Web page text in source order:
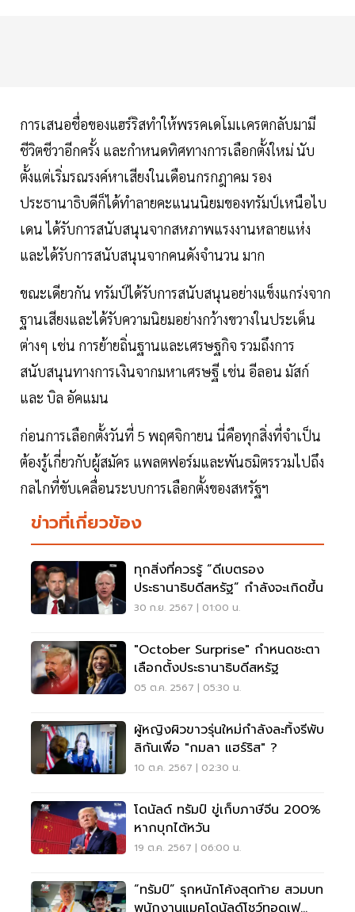
การเสนอชื่อของแฮร์ริสทำให้พรรคเดโมเเครตกลับมามี
ชีวิตชีวาอีกครั้ง และกำหนดทิศทางการเลือกตั้งใหม่ นับ
ตั้งแต่เริ่มรณรงค์หาเสียงในเดือนกรกฎาคม รอง
ประธานาธิบดีก็ได้ทำลายคะแนนนิยมของทรัมป์เหนือไบ
เดน ได้รับการสนับสนุนจากสหภาพแรงงานหลายแห่ง
และได้รับการสนับสนุนจากคนดังจำนวน มาก
ขณะเดียวกัน ทรัมป์ได้รับการสนับสนุนอย่างแข็งแกร่งจาก
ฐานเสียงและได้รับความนิยมอย่างกว้างขวางในประเด็น
ต่างๆ เช่น การย้ายถิ่นฐานและเศรษฐกิจ รวมถึงการ
สนับสนุนทางการเงินจากมหาเศรษฐี เช่น อีลอน มัสก์
และ บิล อัคแมน
ก่อนการเลือกตั้งวันที่ 5 พฤศจิกายน นี่คือทุกสิ่งที่จำเป็น
ต้องรู้เกี่ยวกับผู้สมัคร แพลตฟอร์มและพันธมิตรรวมไปถึง
กลไกที่ขับเคลื่อนระบบการเลือกตั้งของสหรัฐฯ
ข่าวที่เกี่ยวข้อง
ทุกสิ่งที่ควรรู้ “ดีเบตรอง
ประธานาธิบดีสหรัฐ” กำลังจะเกิดขึ้น
30 ก.ย. 2567 | 01:00 น.
"October Surprise" กำหนดชะตา
เลือกตั้งประธานาธิบดีสหรัฐ
05 ต.ค. 2567 | 05:30 น.
ผู้หญิงผิวขาวรุ่นใหม่กำลังละทิ้งรีพับ
ลิกันเพื่อ "กมลา แฮร์ริส" ?
10 ต.ค. 2567 | 02:30 น.
โดนัลด์ ทรัมป์ ขู่เก็บภาษีจีน 200%
หากบุกไต้หวัน
19 ต.ค. 2567 | 06:00 น.
“ทรัมป์” รุกหนักโค้งสุดท้าย สวมบท